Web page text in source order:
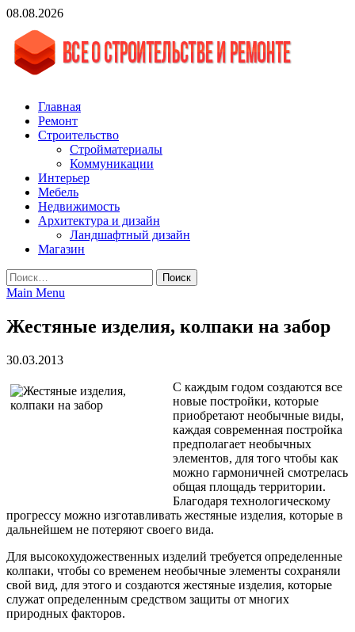
Skip
content
08.08.2026
vgasa.ru
Строительный журнал. Всё о строительстве и ремонтах
Главная
Ремонт
Строительство
Стройматериалы
Коммуникации
Интерьер
Мебель
Недвижимость
Архитектура и дизайн
Ландшафтный дизайн
Магазин
Найти:
Main Menu
Жестяные изделия, колпаки на забор
30.03.2013
С каждым годом создаются все
новые постройки, которые
приобретают необычные виды,
каждая современная постройка
предполагает необычных
элементов, для того чтобы как
можно гармоничней смотрелась
общая площадь территории.
Благодаря технологическому
прогрессу можно изготавливать жестяные изделия, которые в
дальнейшем не потеряют своего вида.
Для высокохудожественных изделий требуется определенные
колпаки, чтобы со временем необычные элементы сохраняли
свой вид, для этого и создаются жестяные изделия, которые
служат определенным средством защиты от многих
природных факторов.